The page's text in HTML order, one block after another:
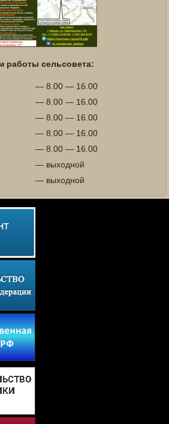
работы сельсовета:
— 8.00 — 16.00
— 8.00 — 16.00
— 8.00 — 16.00
— 8.00 — 16.00
— 8.00 — 16.00
— выходной
— выходной